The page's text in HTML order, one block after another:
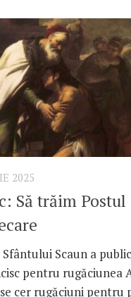
2025
Să trăim
Scaun a
pentru rugăciunea
cer rugăciuni pentru